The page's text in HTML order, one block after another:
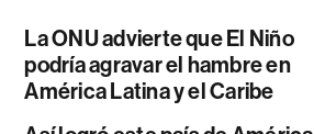
La ONU advierte que El Niño
podría agravar el hambre en
América Latina y el Caribe